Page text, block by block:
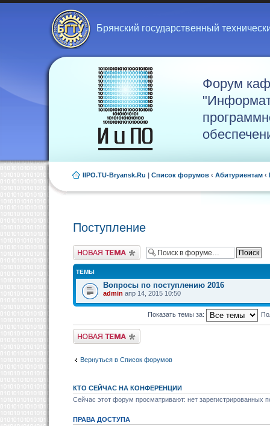
Брянский государственный
Форум
IIPO.TU-Bryansk.Ru | Список форумов ‹ Абитуриентам ‹
Поступление
Новая тема
ТЕМЫ
Вопросы по поступлению 2016
admin апр 14, 2015 10:50
Показать темы за:
Новая тема
Вернуться в Список форумов
КТО СЕЙЧАС НА КОНФЕРЕНЦИИ
Сейчас этот форум просматривают: нет зарегистрированных
ПРАВА ДОСТУПА